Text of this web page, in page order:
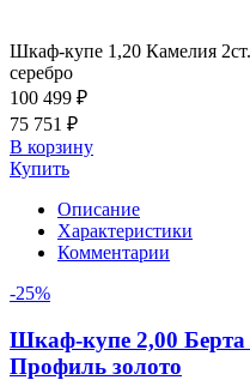
Шкаф-купе 1,20 Камелия
серебро
100 499 ₽
75 751 ₽
В корзину
Купить
Описание
Характеристики
Комментарии
-25%
Шкаф-купе 2,00
Профиль золото